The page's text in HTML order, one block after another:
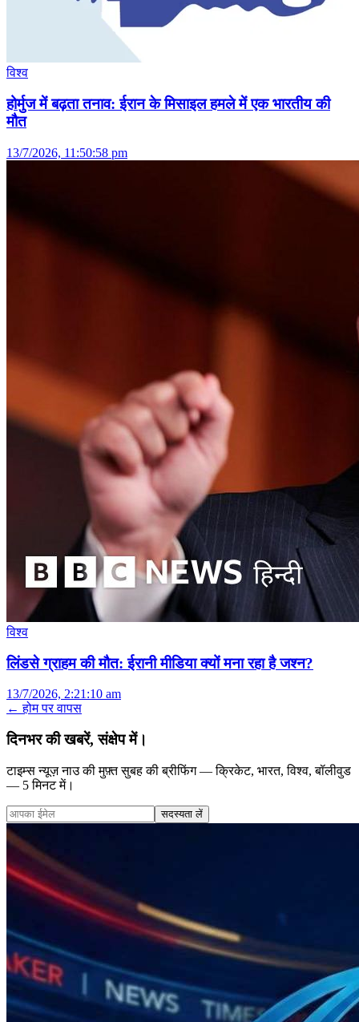
विश्व
होर्मुज में बढ़ता तनाव: ईरान के मिसाइल हमले में एक भारतीय की
मौत
13/7/2026, 11:50:58 pm
विश्व
लिंडसे ग्राहम की मौत: ईरानी मीडिया क्यों मना रहा है जश्न?
13/7/2026, 2:21:10 am
← होम पर वापस
दिनभर की खबरें, संक्षेप में।
टाइम्स न्यूज़ नाउ की मुफ़्त सुबह की ब्रीफिंग — क्रिकेट, भारत, विश्व, बॉलीवुड
— 5 मिनट में।
सदस्यता लें